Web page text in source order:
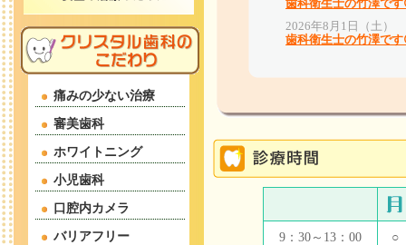
痛みの少ない治療
審美歯科
ホワイトニング
小児歯科
口腔内カメラ
バリアフリー 9：30～13：00 ○